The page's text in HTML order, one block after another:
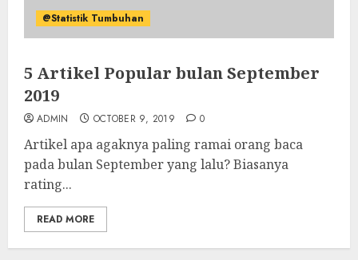
@Statistik Tumbuhan
5 Artikel Popular bulan September
2019
ADMIN OCTOBER 9, 2019 0
Artikel apa agaknya paling ramai orang baca
pada bulan September yang lalu? Biasanya
rating...
READ MORE